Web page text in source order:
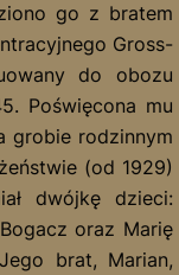
1945 został
w obozie 13 III
znajduje się
I d, grób 1. W
(1907-1975) miał
zamężną Bogacz
Ziętalę. Jego brat,
obozu Gross
pochowania